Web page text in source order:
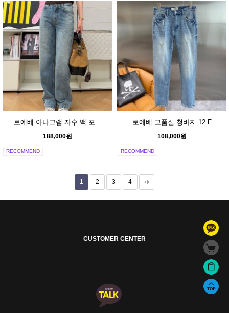
로에베 아나그램 자수 백 포...
188,000원
RECOMMEND
로에베 고품질 청바지 12 F
108,000원
RECOMMEND
1 2 3 4
CUSTOMER CENTER